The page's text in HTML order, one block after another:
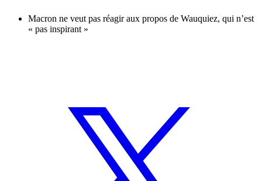
Macron ne veut pas réagir aux propos de Wauquiez, qui n’est
« pas inspirant »